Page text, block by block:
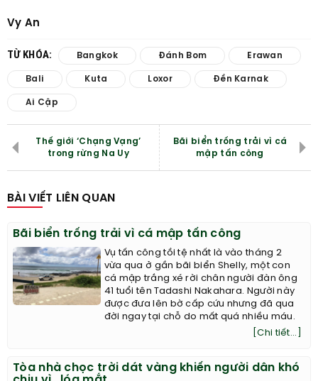
Vy An
TỪ KHÓA: Bangkok Đánh Bom Erawan
Bali Kuta Loxor Đền Karnak
Ai Cập
Thế giới ‘Chạng Vạng’
trong rừng Na Uy
Bãi biển trống trải vì cá
mập tấn công
BÀI VIẾT LIÊN QUAN
Bãi biển trống trải vì cá mập tấn công
Vụ tấn công tồi tệ nhất là vào tháng 2
vừa qua ở gần bãi biển Shelly, một con
cá mập trắng xé rời chân người đàn ông
41 tuổi tên Tadashi Nakahara. Người này
được đưa lên bờ cấp cứu nhưng đã qua
đời ngay tại chỗ do mất quá nhiều máu.
[Chi tiết...]
Tòa nhà chọc trời dát vàng khiến người dân khó